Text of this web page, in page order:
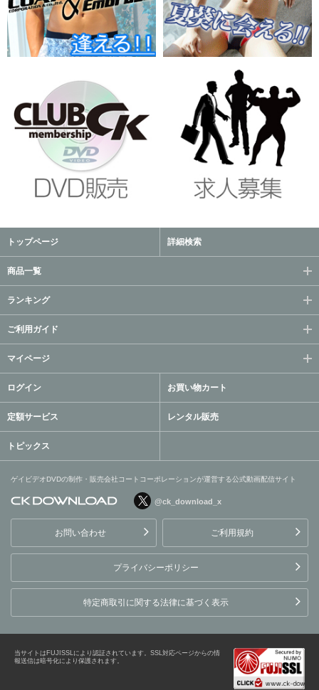
トップページ 詳細検索
商品一覧
ランキング
ご利用ガイド
マイページ
ログイン お買い物カート
定額サービス レンタル販売
トピックス
ゲイビデオDVDの制作・販売会社コートコーポレーションが運営する公式動画配信サイト
ョンが運営する公式動画配
信サイト
@ck_download_x
お問い合わせ ご利用規約
プライバシーポリシー
特定商取引に関する法律に基づく表示
当サイトはFUJISSLにより認証されています。SSL対応ページからの情
報送信は暗号化により保護されます。